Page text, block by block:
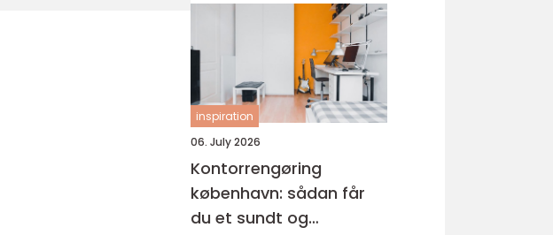
inspiration
06. July 2026
Kontorrengøring
københavn: sådan får
du et sundt og